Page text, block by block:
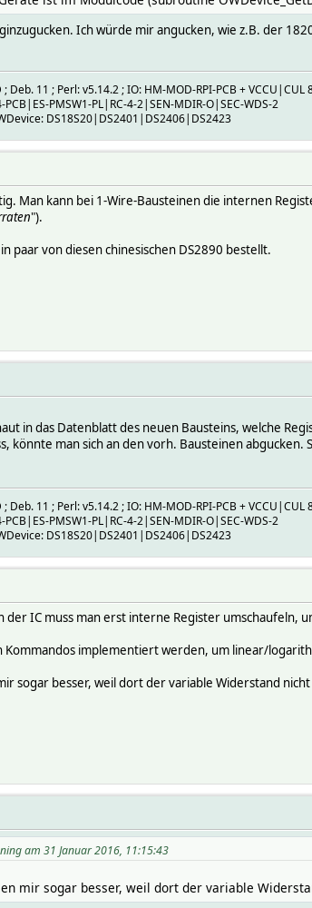
Ich würde mir angucken, wie z.B. der
Deb. 11 ; Perl: v5.14.2 ; IO: HM-MOD-RPI-PCB +
PCB|ES-PMSW1-PL|RC-4-2|SEN-MDIR-O|SEC-WDS-2
DS18S20|DS2401|DS2406|DS2423
Man kann bei 1-Wire-Bausteinen die internen
").
paar von diesen chinesischen DS2890 bestellt.
in das Datenblatt des neuen Bausteins, welche
könnte man sich an den vorh. Bausteinen abgucken.
Deb. 11 ; Perl: v5.14.2 ; IO: HM-MOD-RPI-PCB +
PCB|ES-PMSW1-PL|RC-4-2|SEN-MDIR-O|SEC-WDS-2
DS18S20|DS2401|DS2406|DS2423
der IC muss man erst interne Register umschaufeln,
Kommandos implementiert werden, um linear/
sogar besser, weil dort der variable Widerstand
am 31 Januar 2016, 11:15:43
mir sogar besser, weil dort der variable